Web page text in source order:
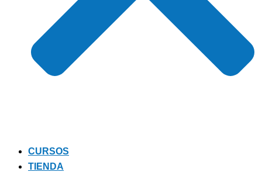
CURSOS
TIENDA